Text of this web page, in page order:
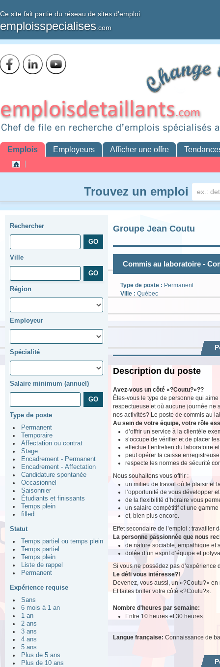
Ce site fait partie du réseau de sites d'emploi
emploisspecialises .com
Emplois Employeurs Afficher une offre
Trouvez un emploi
Rechercher
Ville
Région
Employeur
Spécialité
Salaire minimum (annuel)
Type de poste
Permanent
Temporaire
Affectation ou contrat
Stage
Encadrement - Permanent
Encadrement - Affectation
Candidature spontanée
Occasionnel
Saisonnier
Étudiants et finissants
Temps plein
filled
Statut
Temps partiel ou temps plein
Temps partiel
Temps plein
Liste de rappel
Permanent
Expérience requise
Sans
6 mois à 1 an
1 an
2 ans
3 ans
4 ans
5 ans
Plus de 5 ans
Plus de 10 ans
Groupe Jean Coutu
Commis au laboratoire -
Type de poste : Permanent
Ville : Québec
Description du poste
Avez-vous un côté «?Coutu?»??
Êtes-vous le type de personne qui
respectueuse et où aucune journée ne
nos activités? Le poste de commis au
Au sein de votre équipe, votre rôle
d’offrir un service à la clientèle
s’occupe de vérifier et de placer
effectue l’entretien du laboratoire
peut opérer la caisse
respecte les normes de sécurité
Nous souhaitons vous offrir :
un milieu de travail où le plaisir et
l’opportunité de vous développer
de la flexibilité d’horaire vous
un salaire compétitif et une
et, bien plus encore.
Effet secondaire de l’emploi : travailler
La personne passionnée que nous
de nature sociable, empathique et
dotée d’un esprit d’équipe et
Si vous ne possédez pas d’expérience
Le défi vous intéresse?!
Devenez, vous aussi, un «?Coutu?»
Et faites briller votre côté «?Coutu?».
Nombre d'heures par semaine:
Entre 10 heures et 30 heures
Langue française: Connaissance de